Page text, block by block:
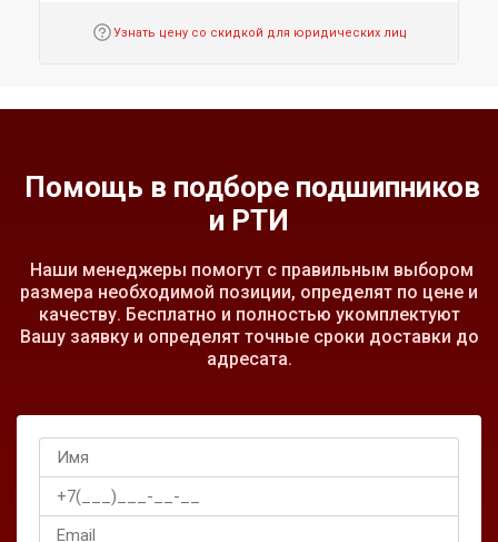
Узнать цену со скидкой для юридических лиц
Помощь в подборе подшипников
и РТИ
Наши менеджеры помогут с правильным выбором
размера необходимой позиции, определят по цене и
качеству. Бесплатно и полностью укомплектуют
Вашу заявку и определят точные сроки доставки до
адресата.